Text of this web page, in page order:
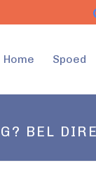
Home Spoed
BEL